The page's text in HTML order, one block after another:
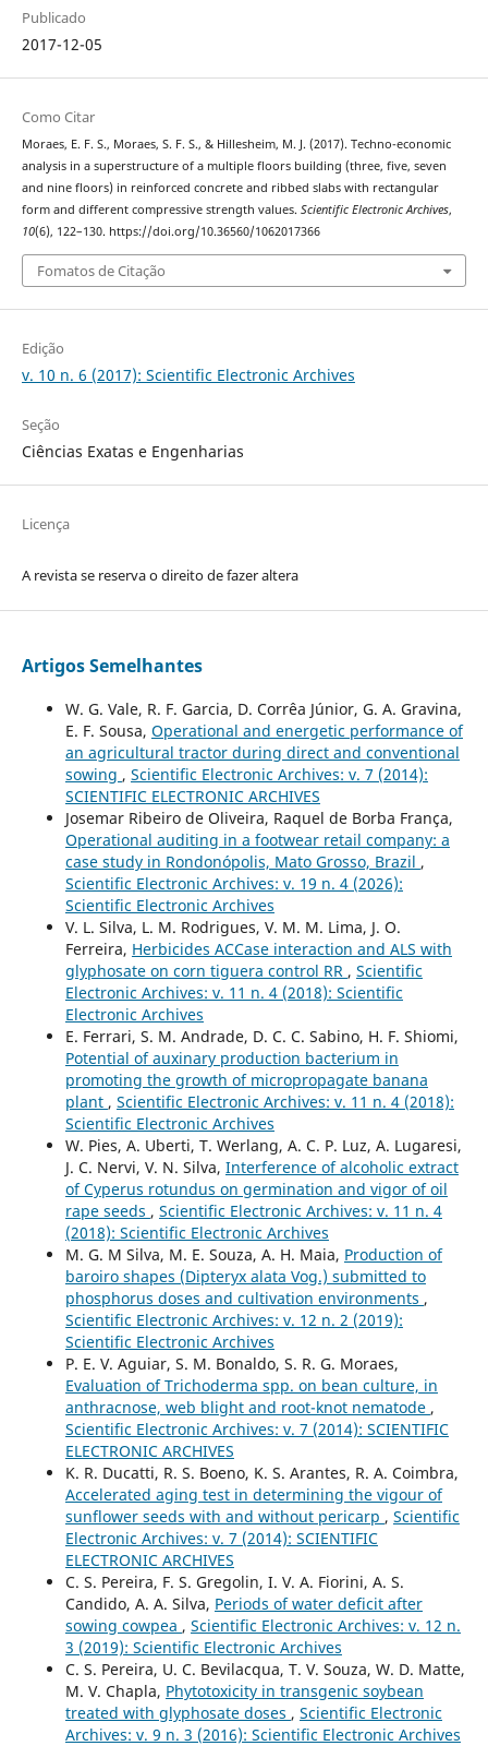
Publicado
2017-12-05
Como Citar
Moraes, E. F. S., Moraes, S. F. S., & Hillesheim, M. J. (2017). Techno-economic
analysis in a superstructure of a multiple floors building (three, five, seven
and nine floors) in reinforced concrete and ribbed slabs with rectangular
form and different compressive strength values. Scientific Electronic Archives,
10(6), 122–130. https://doi.org/10.36560/1062017366
Fomatos de Citação
Edição
v. 10 n. 6 (2017): Scientific Electronic Archives
Seção
Ciências Exatas e Engenharias
Licença
A revista se reserva o direito de fazer altera
Artigos Semelhantes
W. G. Vale, R. F. Garcia, D. Corrêa Júnior, G. A. Gravina,
E. F. Sousa, Operational and energetic performance of
an agricultural tractor during direct and conventional
sowing , Scientific Electronic Archives: v. 7 (2014):
SCIENTIFIC ELECTRONIC ARCHIVES
Josemar Ribeiro de Oliveira, Raquel de Borba França,
Operational auditing in a footwear retail company: a
case study in Rondonópolis, Mato Grosso, Brazil ,
Scientific Electronic Archives: v. 19 n. 4 (2026):
Scientific Electronic Archives
V. L. Silva, L. M. Rodrigues, V. M. M. Lima, J. O.
Ferreira, Herbicides ACCase interaction and ALS with
glyphosate on corn tiguera control RR , Scientific
Electronic Archives: v. 11 n. 4 (2018): Scientific
Electronic Archives
E. Ferrari, S. M. Andrade, D. C. C. Sabino, H. F. Shiomi,
Potential of auxinary production bacterium in
promoting the growth of micropropagate banana
plant , Scientific Electronic Archives: v. 11 n. 4 (2018):
Scientific Electronic Archives
W. Pies, A. Uberti, T. Werlang, A. C. P. Luz, A. Lugaresi,
J. C. Nervi, V. N. Silva, Interference of alcoholic extract
of Cyperus rotundus on germination and vigor of oil
rape seeds , Scientific Electronic Archives: v. 11 n. 4
(2018): Scientific Electronic Archives
M. G. M Silva, M. E. Souza, A. H. Maia, Production of
baroiro shapes (Dipteryx alata Vog.) submitted to
phosphorus doses and cultivation environments ,
Scientific Electronic Archives: v. 12 n. 2 (2019):
Scientific Electronic Archives
P. E. V. Aguiar, S. M. Bonaldo, S. R. G. Moraes,
Evaluation of Trichoderma spp. on bean culture, in
anthracnose, web blight and root-knot nematode ,
Scientific Electronic Archives: v. 7 (2014): SCIENTIFIC
ELECTRONIC ARCHIVES
K. R. Ducatti, R. S. Boeno, K. S. Arantes, R. A. Coimbra,
Accelerated aging test in determining the vigour of
sunflower seeds with and without pericarp , Scientific
Electronic Archives: v. 7 (2014): SCIENTIFIC
ELECTRONIC ARCHIVES
C. S. Pereira, F. S. Gregolin, I. V. A. Fiorini, A. S.
Candido, A. A. Silva, Periods of water deficit after
sowing cowpea , Scientific Electronic Archives: v. 12 n.
3 (2019): Scientific Electronic Archives
C. S. Pereira, U. C. Bevilacqua, T. V. Souza, W. D. Matte,
M. V. Chapla, Phytotoxicity in transgenic soybean
treated with glyphosate doses , Scientific Electronic
Archives: v. 9 n. 3 (2016): Scientific Electronic Archives